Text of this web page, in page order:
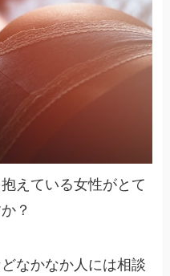
えている女性がとて
？
なかなか人には相談